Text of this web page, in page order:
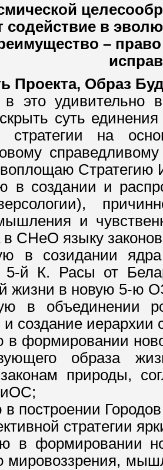
содействие в
–
Проекта, Образ
это удивительно
суть
стратегии на
воплощаю Стратегию
в создании и
и
в СНеО языку
в созидании
5-й К. Расы от
жизни в новую 5-ю
в объединении
создание иерархии
в формировании
образа
природы,
в построении
стратегии
в формировании
мировоззрения,